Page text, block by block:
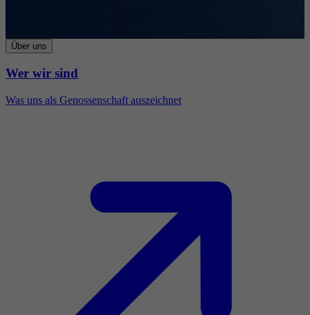
Über uns
Wer wir sind
Was uns als Genossenschaft auszeichnet